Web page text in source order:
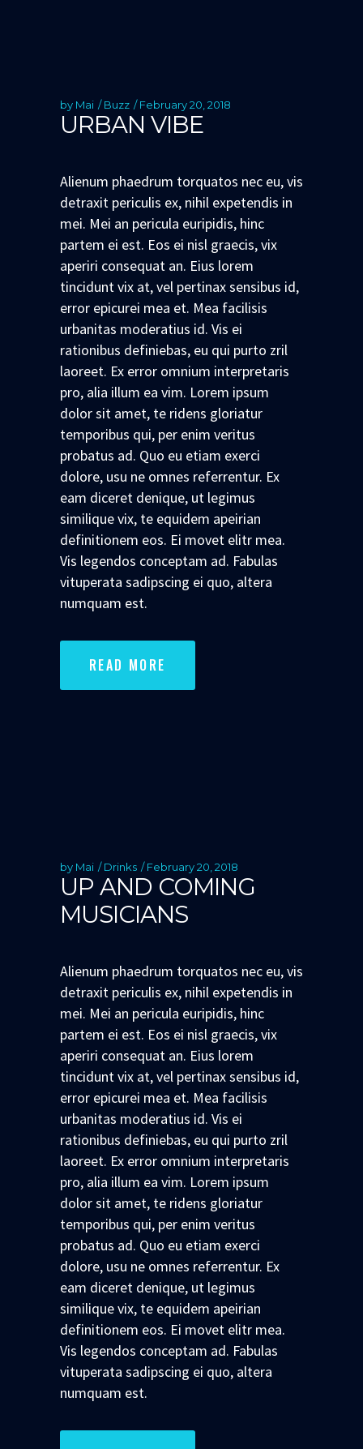
by Mai Buzz February 20, 2018
URBAN VIBE
Alienum phaedrum torquatos nec eu, vis
detraxit periculis ex, nihil expetendis in
mei. Mei an pericula euripidis, hinc
partem ei est. Eos ei nisl graecis, vix
aperiri consequat an. Eius lorem
tincidunt vix at, vel pertinax sensibus id,
error epicurei mea et. Mea facilisis
urbanitas moderatius id. Vis ei
rationibus definiebas, eu qui purto zril
laoreet. Ex error omnium interpretaris
pro, alia illum ea vim. Lorem ipsum
dolor sit amet, te ridens gloriatur
temporibus qui, per enim veritus
probatus ad. Quo eu etiam exerci
dolore, usu ne omnes referrentur. Ex
eam diceret denique, ut legimus
similique vix, te equidem apeirian
definitionem eos. Ei movet elitr mea.
Vis legendos conceptam ad. Fabulas
vituperata sadipscing ei quo, altera
numquam est.
READ MORE
by Mai Drinks February 20, 2018
UP AND COMING
MUSICIANS
Alienum phaedrum torquatos nec eu, vis
detraxit periculis ex, nihil expetendis in
mei. Mei an pericula euripidis, hinc
partem ei est. Eos ei nisl graecis, vix
aperiri consequat an. Eius lorem
tincidunt vix at, vel pertinax sensibus id,
error epicurei mea et. Mea facilisis
urbanitas moderatius id. Vis ei
rationibus definiebas, eu qui purto zril
laoreet. Ex error omnium interpretaris
pro, alia illum ea vim. Lorem ipsum
dolor sit amet, te ridens gloriatur
temporibus qui, per enim veritus
probatus ad. Quo eu etiam exerci
dolore, usu ne omnes referrentur. Ex
eam diceret denique, ut legimus
similique vix, te equidem apeirian
definitionem eos. Ei movet elitr mea.
Vis legendos conceptam ad. Fabulas
vituperata sadipscing ei quo, altera
numquam est.